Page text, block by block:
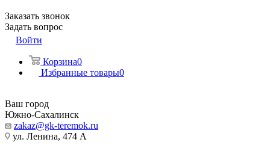
Заказать звонок
Задать вопрос
Войти
Корзина0
Избранные товары0
Ваш город
Южно-Сахалинск
zakaz@gk-teremok.ru
ул. Ленина, 474 А